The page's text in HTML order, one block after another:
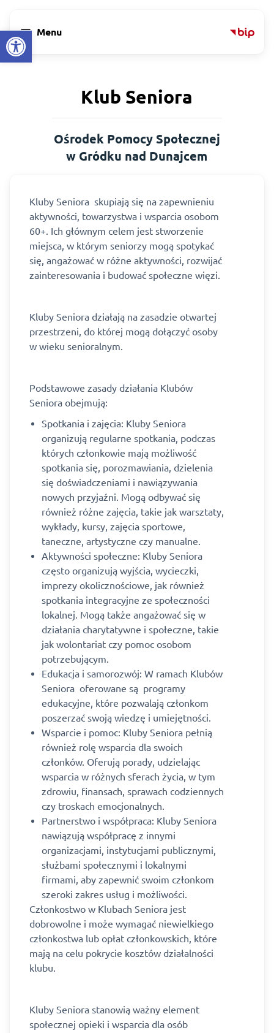
Open toolbar
menu Menu
Klub Seniora
Ośrodek Pomocy Społecznej
w Gródku nad Dunajcem
Kluby Seniora skupiają się na zapewnieniu
aktywności, towarzystwa i wsparcia osobom
60+. Ich głównym celem jest stworzenie
miejsca, w którym seniorzy mogą spotykać
się, angażować w różne aktywności, rozwijać
zainteresowania i budować społeczne więzi.
Kluby Seniora działają na zasadzie otwartej
przestrzeni, do której mogą dołączyć osoby
w wieku senioralnym.
Podstawowe zasady działania Klubów
Seniora obejmują:
Spotkania i zajęcia: Kluby Seniora
organizują regularne spotkania, podczas
których członkowie mają możliwość
spotkania się, porozmawiania, dzielenia
się doświadczeniami i nawiązywania
nowych przyjaźni. Mogą odbywać się
również różne zajęcia, takie jak warsztaty,
wykłady, kursy, zajęcia sportowe,
taneczne, artystyczne czy manualne.
Aktywności społeczne: Kluby Seniora
często organizują wyjścia, wycieczki,
imprezy okolicznościowe, jak również
spotkania integracyjne ze społeczności
lokalnej. Mogą także angażować się w
działania charytatywne i społeczne, takie
jak wolontariat czy pomoc osobom
potrzebującym.
Edukacja i samorozwój: W ramach Klubów
Seniora oferowane są programy
edukacyjne, które pozwalają członkom
poszerzać swoją wiedzę i umiejętności.
Wsparcie i pomoc: Kluby Seniora pełnią
również rolę wsparcia dla swoich
członków. Oferują porady, udzielając
wsparcia w różnych sferach życia, w tym
zdrowiu, finansach, sprawach codziennych
czy troskach emocjonalnych.
Partnerstwo i współpraca: Kluby Seniora
nawiązują współpracę z innymi
organizacjami, instytucjami publicznymi,
służbami społecznymi i lokalnymi
firmami, aby zapewnić swoim członkom
szeroki zakres usług i możliwości.
Członkostwo w Klubach Seniora jest
dobrowolne i może wymagać niewielkiego
członkostwa lub opłat członkowskich, które
mają na celu pokrycie kosztów działalności
klubu.
Kluby Seniora stanowią ważny element
społecznej opieki i wsparcia dla osób